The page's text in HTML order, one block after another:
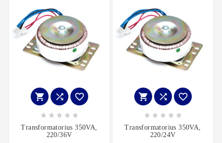
  
    
Transformatorius 350VA,
220/36V
  
    
Transformatorius 350VA,
220/24V